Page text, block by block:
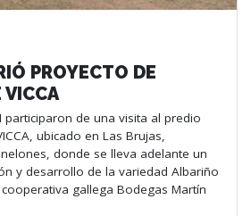
PROYECTO DE
VICCA
participaron de una visita al predio
ubicado en Las Brujas,
donde se lleva adelante un
y desarrollo de la variedad Albariño
gallega Bodegas Martín